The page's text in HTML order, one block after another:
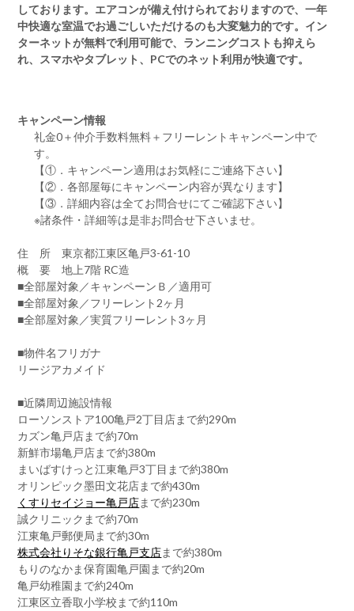
しております。エアコンが備え付けられておりますので、一年
中快適な室温でお過ごしいただけるのも大変魅力的です。イン
ターネットが無料で利用可能で、ランニングコストも抑えら
れ、スマホやタブレット、PCでのネット利用が快適です。
キャンペーン情報
礼金0＋仲介手数料無料＋ フリーレント キャンペーン中で
す。
【①．キャンペーン適用はお気軽にご連絡下さい】
【②．各部屋毎にキャンペーン内容が異なります】
【③．詳細内容は全てお問合せにてご確認下さい】
※諸条件・詳細等は是非お問合せ下さいませ。
住 所 東京都江東区亀戸3-61-10
概 要 地上7階 RC造
■全部屋対象／キャンペーンＢ／適用可
■全部屋対象／フリーレント2ヶ月
■全部屋対象／実質フリーレント3ヶ月
■物件名フリガナ
リージアカメイド
■近隣周辺施設情報
ローソンストア100亀戸2丁目店まで約290m
カズン亀戸店まで約70m
新鮮市場亀戸店まで約380m
まいばすけっと江東亀戸3丁目まで約380m
オリンピック墨田文花店まで約430m
くすりセイジョー亀戸店まで約230m
誠クリニックまで約70m
江東亀戸郵便局まで約30m
株式会社りそな銀行亀戸支店まで約380m
もりのなかま保育園亀戸園まで約20m
亀戸幼稚園まで約240m
江東区立香取小学校まで約110m